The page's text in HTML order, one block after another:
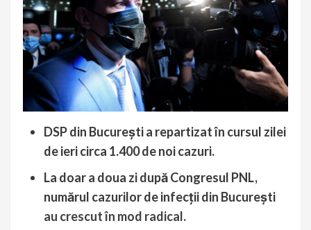
DSP din București a repartizat în cursul zilei
de ieri circa 1.400 de noi cazuri.
La doar a doua zi după Congresul PNL,
numărul cazurilor de infecții din București
au crescut în mod radical.